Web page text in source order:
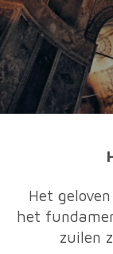
Het
het
zuilen